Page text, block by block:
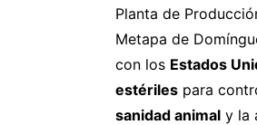
Planta de
Metapa de
con los Estados
estériles para
sanidad animal y la